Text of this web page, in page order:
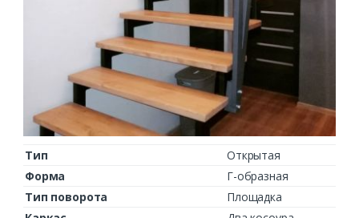
Тип
Открытая
Форма
Г-образная
Тип поворота
Площадка